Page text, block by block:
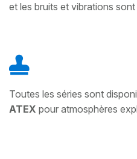
et les bruits et vibrations sont
Toutes les séries sont
ATEX pour atmosphères